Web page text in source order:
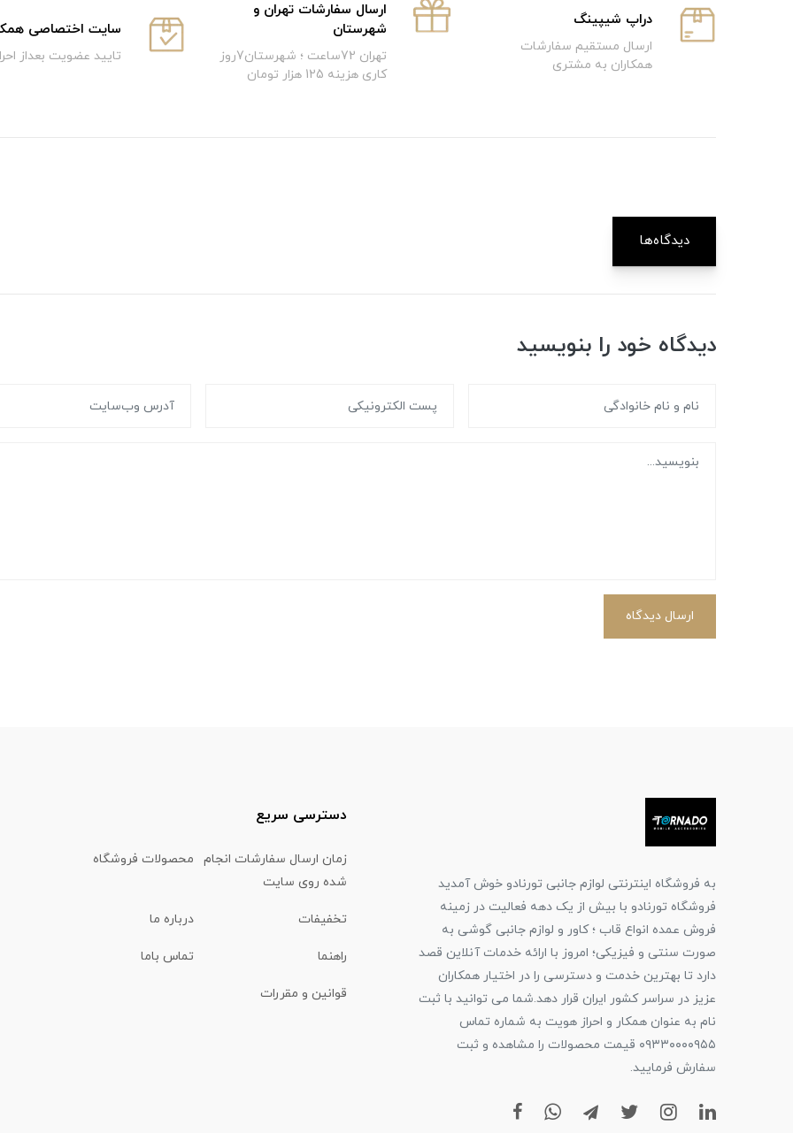
دراپ شیپینگ
ارسال مستقیم سفارشات
همکاران به مشتری
ارسال سفارشات تهران و
شهرستان
تهران 72ساعت ؛ شهرستان7روز
کاری هزینه 125 هزار تومان
سایت اختصاصی
تایید عضویت بعداز
دیدگاه‌ها
دیدگاه خود را بنویسید
ارسال دیدگاه
به فروشگاه اینترنتی لوازم جانبی تورنادو خوش آمدید
فروشگاه تورنادو با بیش از یک دهه فعالیت در زمینه
فروش عمده انواع قاب ؛ کاور و لوازم جانبی گوشی به
صورت سنتی و فیزیکی؛ امروز با ارائه خدمات آنلاین قصد
دارد تا بهترین خدمت و دسترسی را در اختیار همکاران
عزیز در سراسر کشور ایران قرار دهد.شما می توانید با ثبت
نام به عنوان همکار و احراز هویت به شماره تماس
۰۹۳۳۰۰۰۰۹۵۵ قیمت محصولات را مشاهده و ثبت
سفارش فرمایید.
دسترسی سریع
زمان ارسال سفارشات انجام
شده روی سایت
محصولات فروشگاه
تخفیفات درباره ما
راهنما تماس باما
قوانین و مقررات